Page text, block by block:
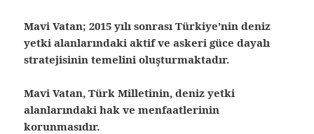
Mavi Vatan; 2015 yılı sonrası Türkiye’nin deniz
yetki alanlarındaki aktif ve askeri güce dayalı
stratejisinin temelini oluşturmaktadır.
Mavi Vatan, Türk Milletinin, deniz yetki
alanlarındaki hak ve menfaatlerinin
korunmasıdır.